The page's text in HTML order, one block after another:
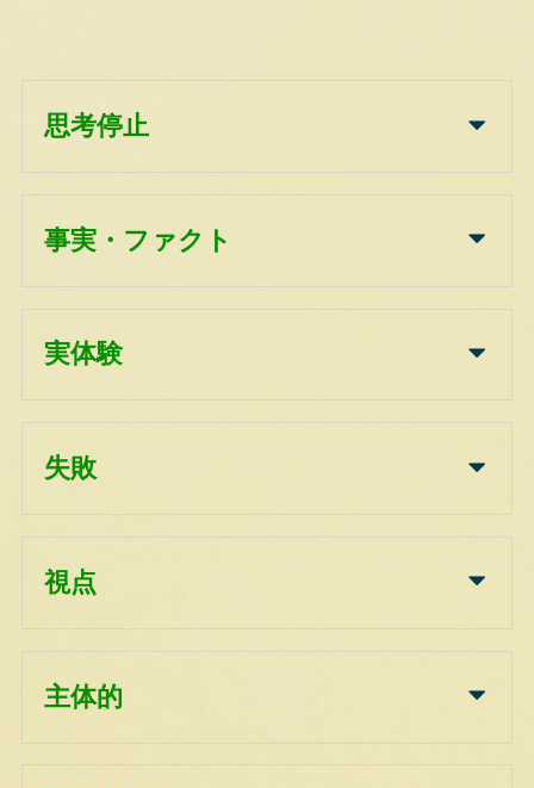
思考停止
事実・ファクト
実体験
失敗
視点
主体的